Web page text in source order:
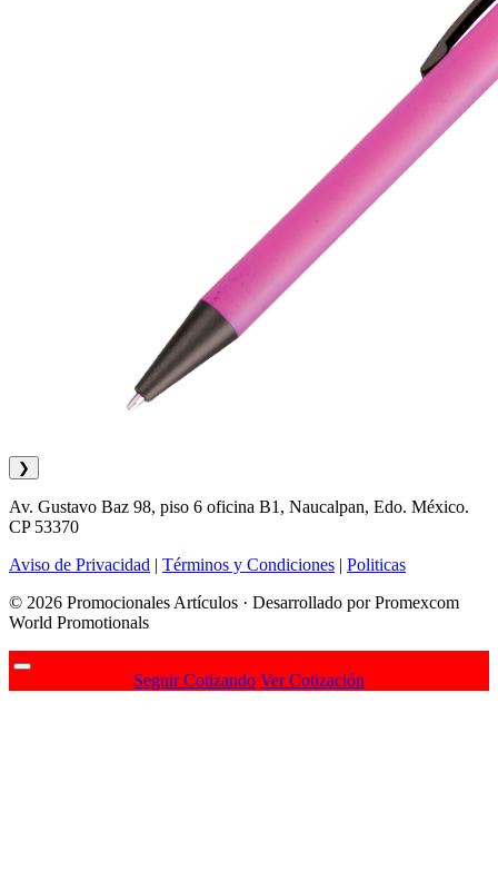
❯
Av. Gustavo Baz 98, piso 6 oficina B1, Naucalpan, Edo. México.
CP 53370
Aviso de Privacidad | Términos y Condiciones | Politicas
© 2026 Promocionales Artículos · Desarrollado por Promexcom
World Promotionals
Seguir Cotizando Ver Cotización